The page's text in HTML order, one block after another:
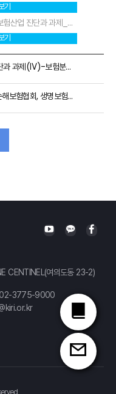
기
별첨_20-12호_보고서_보험산업 진단과 과제_사회안전망.pdf
기
보험연구원, 「보험산업 진단과 과제(Ⅳ)-보험분쟁과 법제」 CEO Report 발간
보험연구원, 보험개발원, 손해보험협회, 생명보험협회 「언택트 시대 인슈어테크와 보험산업 전망」 공동세미나 개최
CENTINEL(여의도동 23-2)
02-3775-9000